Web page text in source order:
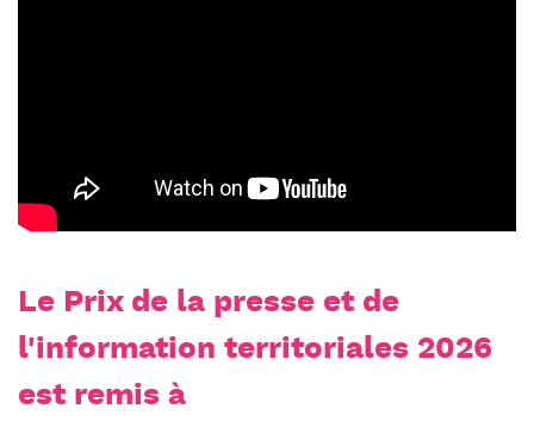
Le Prix de la presse et de
l'information territoriales 2026
est remis à